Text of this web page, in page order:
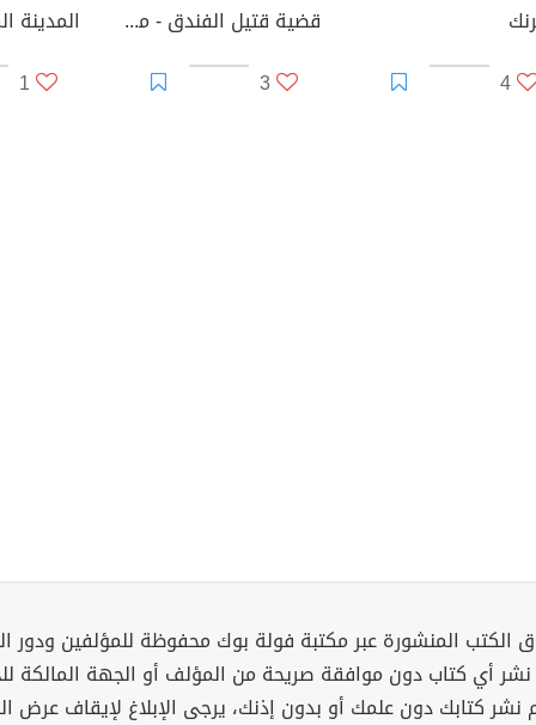
4
قضية قتيل الفندق - مغامرات ع×2
3
المدينة
1
الكتب المنشورة عبر مكتبة فولة بوك محفوظة للمؤلفين ودور
نشر أي كتاب دون موافقة صريحة من المؤلف أو الجهة المالكة
نشر كتابك دون علمك أو بدون إذنك، يرجى الإبلاغ لإيقاف عرض